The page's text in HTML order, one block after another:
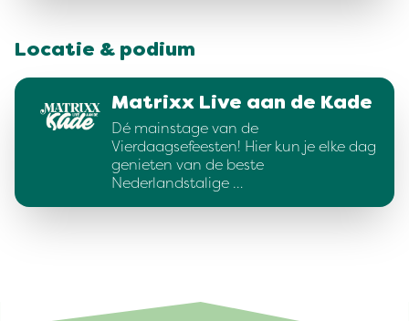
Locatie & podium
Matrixx Live aan de Kade
Dé mainstage van de
Vierdaagsefeesten! Hier kun je elke dag
genieten van de beste
Nederlandstalige …